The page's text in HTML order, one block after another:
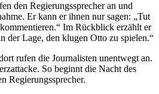
den Regierungssprecher an und
Er kann er ihnen nur sagen: „Tut
Im Rückblick erzählt er
der Lage, den klugen Otto zu spielen.“
rufen die Journalisten unentwegt an.
So beginnt die Nacht des
Regierungssprecher.